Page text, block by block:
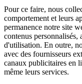
Pour ce faire, nous
comportement et leurs
permanence notre site
contenus personnalisés,
d'utilisation. En outre,
avec des fournisseurs
canaux publicitaires en
même leurs services.